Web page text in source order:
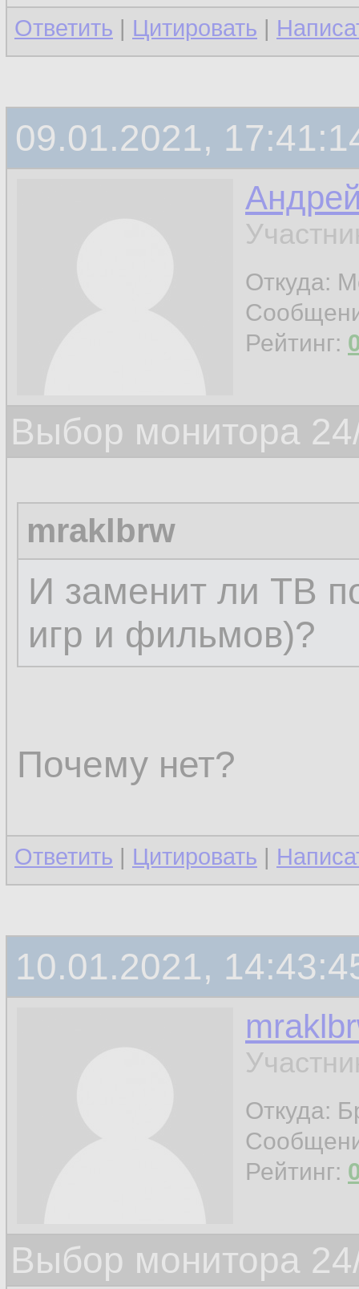
Ответить | Цитировать |
09.01.2021,
Откуда:
Рейтинг:
Выбор монитора
mraklbrw
И заменит ли ТВ
игр и фильмов)?
Почему нет?
Ответить | Цитировать |
10.01.2021,
Откуда:
Рейтинг:
Выбор монитора